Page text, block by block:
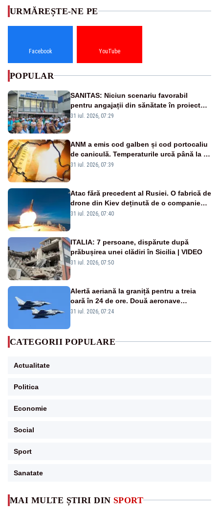
MAI MULTE ȘTIRI DIN SPORT
URMĂREȘTE-NE PE
Facebook YouTube
POPULAR
SANITAS: Niciun scenariu favorabil
pentru angajații din sănătate în proiectul
Legii salarizării
31 iul. 2026, 07:29
ANM a emis cod galben și cod portocaliu
de caniculă. Temperaturile urcă până la 38
de grade, iar nopțile devin tropicale
31 iul. 2026, 07:39
Atac fără precedent al Rusiei. O fabrică de
drone din Kiev deținută de o companie
americană, distrusă de o rachetă
31 iul. 2026, 07:40
ITALIA: 7 persoane, dispărute după
prăbușirea unei clădiri în Sicilia | VIDEO
31 iul. 2026, 07:50
Alertă aeriană la graniță pentru a treia
oară în 24 de ore. Două aeronave
Eurofighter britanice au fost ridicate de la
31 iul. 2026, 07:24
CATEGORII POPULARE
Actualitate
Politica
Economie
Social
Sport
Sanatate